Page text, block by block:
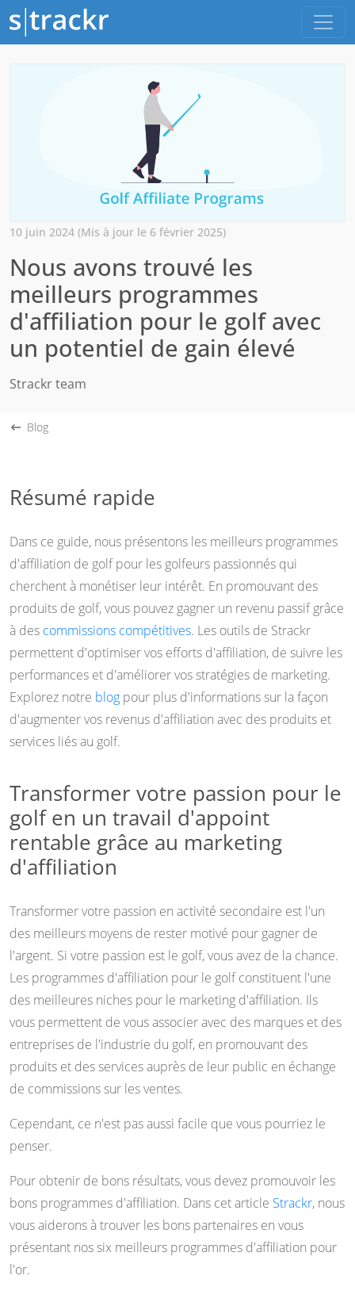
10 juin 2024 (Mis à jour le 6 février 2025)
Nous avons trouvé les
meilleurs programmes
d'affiliation pour le golf avec
un potentiel de gain élevé
Strackr team
Blog
Résumé rapide
Dans ce guide, nous présentons les meilleurs programmes
d'affiliation de golf pour les golfeurs passionnés qui
cherchent à monétiser leur intérêt. En promouvant des
produits de golf, vous pouvez gagner un revenu passif grâce
à des commissions compétitives. Les outils de Strackr
permettent d'optimiser vos efforts d'affiliation, de suivre les
performances et d'améliorer vos stratégies de marketing.
Explorez notre blog pour plus d'informations sur la façon
d'augmenter vos revenus d'affiliation avec des produits et
services liés au golf.
Transformer votre passion pour le
golf en un travail d'appoint
rentable grâce au marketing
d'affiliation
Transformer votre passion en activité secondaire est l'un
des meilleurs moyens de rester motivé pour gagner de
l'argent. Si votre passion est le golf, vous avez de la chance.
Les programmes d'affiliation pour le golf constituent l'une
des meilleures niches pour le marketing d'affiliation. Ils
vous permettent de vous associer avec des marques et des
entreprises de l'industrie du golf, en promouvant des
produits et des services auprès de leur public en échange
de commissions sur les ventes.
Cependant, ce n'est pas aussi facile que vous pourriez le
penser.
Pour obtenir de bons résultats, vous devez promouvoir les
bons programmes d'affiliation. Dans cet article Strackr, nous
vous aiderons à trouver les bons partenaires en vous
présentant nos six meilleurs programmes d'affiliation pour
l'or.